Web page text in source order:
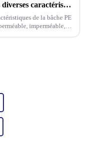
Les diverses caractéristiques des bâches en polyéthylène : un aperçu complet
de la bâche PE
imperméable,